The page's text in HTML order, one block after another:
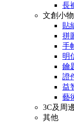
長
文創小物
貼
拼
手
明
鑰
證
益
藝
3C及周
其他